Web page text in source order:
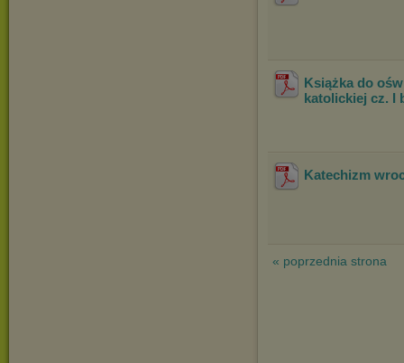
Książka do
katolickiej cz. I
Katechizm
« poprzednia strona